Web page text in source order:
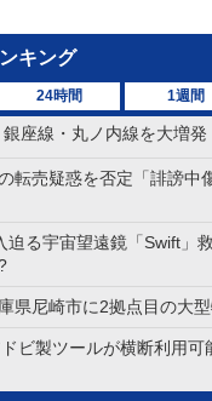
キング
24時間 1週間
銀座線・丸ノ内線を大増
転売疑惑を否定「誹謗
迫る宇宙望遠鏡「Swift」
県尼崎市に2拠点目の大
ビ製ツールが横断利用